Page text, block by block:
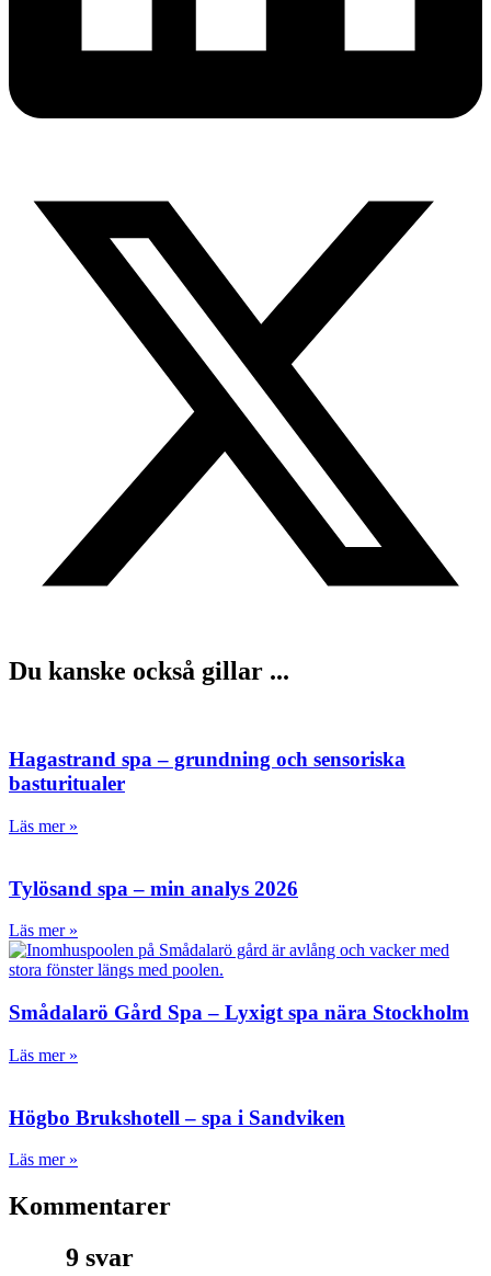
Du kanske också gillar ...
Hagastrand spa – grundning och sensoriska
basturitualer
Läs mer »
Tylösand spa – min analys 2026
Läs mer »
Smådalarö Gård Spa – Lyxigt spa nära Stockholm
Läs mer »
Högbo Brukshotell – spa i Sandviken
Läs mer »
Kommentarer
9 svar